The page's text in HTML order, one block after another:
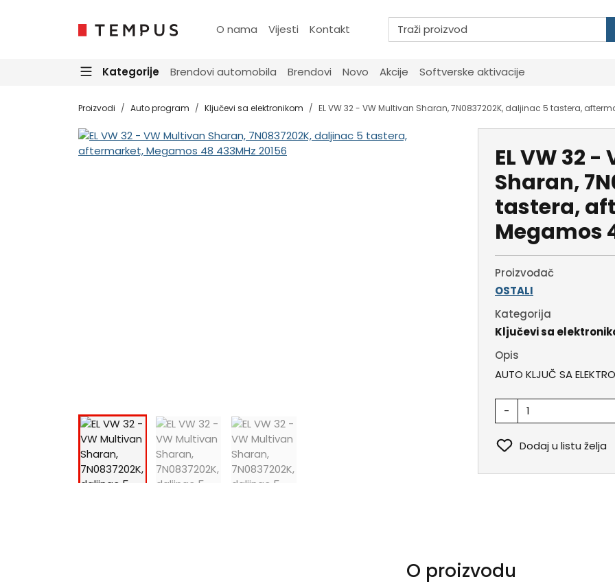
O nama Vijesti Kontakt
Kategorije Brendovi automobila Brendovi Novo Akcije Softverske aktivacije
Proizvodi Auto program Ključevi sa elektronikom EL VW 32 - VW Multivan Sharan, 7N0837202K, daljinac 5 tastera,
EL VW 32
Sharan,
tastera,
Megamos
Proizvođač
OSTALI
Kategorija
Ključevi sa
Opis
AUTO KLJUČ SA
-
Dodaj u listu želja
O proizvodu